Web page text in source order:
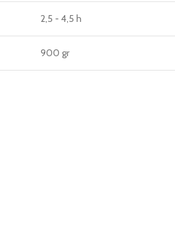
2,5 - 4,5 h
900 gr